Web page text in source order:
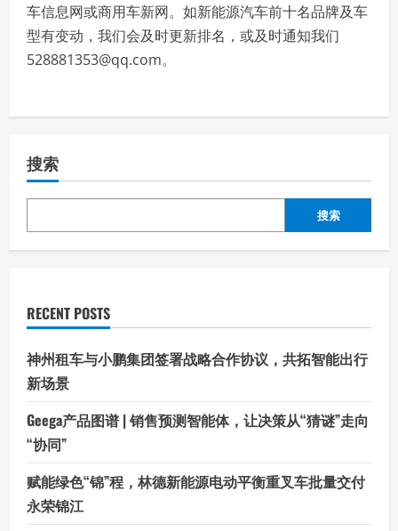
车信息网或商用车新网。如新能源汽车前十名品牌及车
型有变动，我们会及时更新排名，或及时通知我们
528881353@qq.com。
搜索
搜索
RECENT POSTS
神州租车与小鹏集团签署战略合作协议，共拓智能出行
新场景
Geega产品图谱 | 销售预测智能体，让决策从“猜谜”走向
“协同”
赋能绿色“锦”程，林德新能源电动平衡重叉车批量交付
永荣锦江